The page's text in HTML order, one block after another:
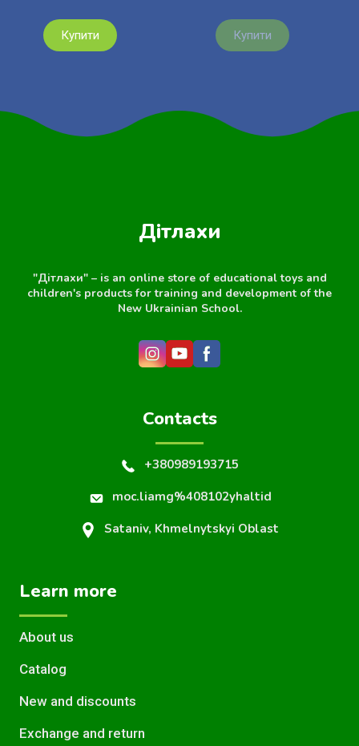
Купити Купити
Дітлахи
"Дітлахи" – is an online store of educational toys and
children's products for training and development of the
New Ukrainian School.
Contacts
+380989193715
moc.liamg%408102yhaltid
Sataniv, Khmelnytskyi Oblast
Learn more
About us
Catalog
New and discounts
Exchange and return